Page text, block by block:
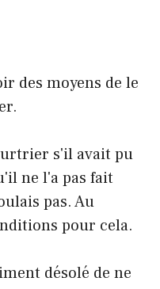
des moyens de le
s'il avait pu
ne l'a pas fait
pas. Au
pour cela.
désolé de ne